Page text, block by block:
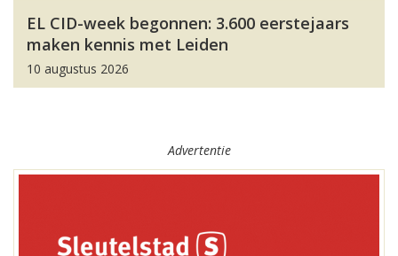
EL CID-week begonnen: 3.600 eerstejaars
maken kennis met Leiden
10 augustus 2026
Advertentie